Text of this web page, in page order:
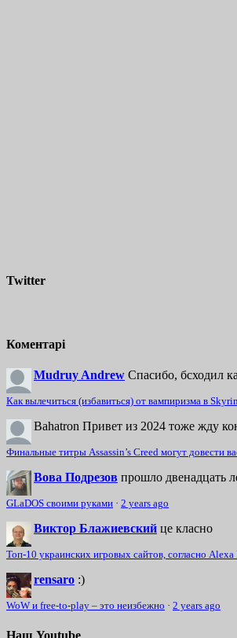
Twitter
Коментарі
Mudruy Andrew Спасибо, бсходил
Как вылечиться (избавиться) от вампиризма в
Bahatron Привет из 2024 тоже жду
Финальные титры Assassin’s Creed могут довести
Вова Подрезов прошло двенадцать
GLaDOS своими руками · 2 years ago
Виктор Блажиевский це класно
Топ-10 украинских игровых сайтов, согласно
rensaro :)
WoW и free-to-play – это неизбежно · 2 years ago